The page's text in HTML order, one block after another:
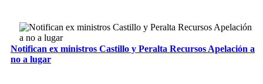
Notifican ex ministros Castillo y Peralta Recursos Apelación a
no a lugar